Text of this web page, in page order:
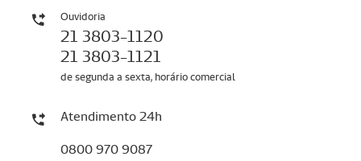
Ouvidoria
21 3803-1120
21 3803-1121
de segunda a sexta, horário comercial
Atendimento 24h
0800 970 9087